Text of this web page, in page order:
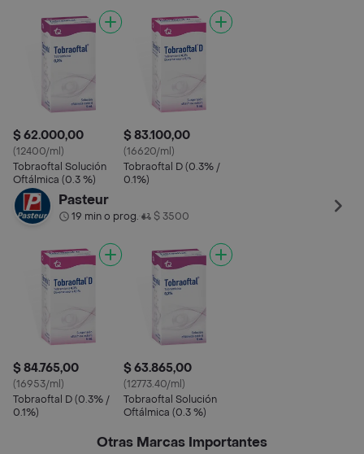
$ 62.000,00
(12400/ml)
Tobraoftal Solución
Oftálmica (0.3 %)
$ 83.100,00
(16620/ml)
Tobraoftal D (0.3% /
0.1%)
Pasteur
19 min o prog.• $ 3500
$ 84.765,00
(16953/ml)
Tobraoftal D (0.3% /
0.1%)
$ 63.865,00
(12773.40/ml)
Tobraoftal Solución
Oftálmica (0.3 %)
Otras Marcas Importantes